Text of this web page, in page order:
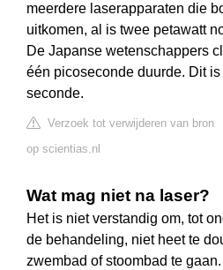
meerdere laserapparaten die
uitkomen, al is twee petawatt
De Japanse wetenschappers
één picoseconde duurde. Dit
seconde.
Verzoek tot verwijderen van bron
op scientias.nl
Wat mag niet na laser?
Het is niet verstandig om, tot
de behandeling, niet heet te
zwembad of stoombad te